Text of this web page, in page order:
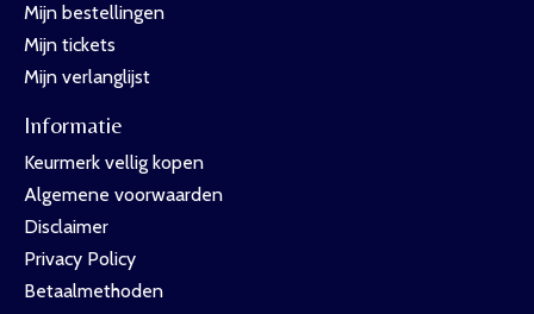
Mijn bestellingen
Mijn tickets
Mijn verlanglijst
Informatie
Keurmerk vellig kopen
Algemene voorwaarden
Disclaimer
Privacy Policy
Betaalmethoden